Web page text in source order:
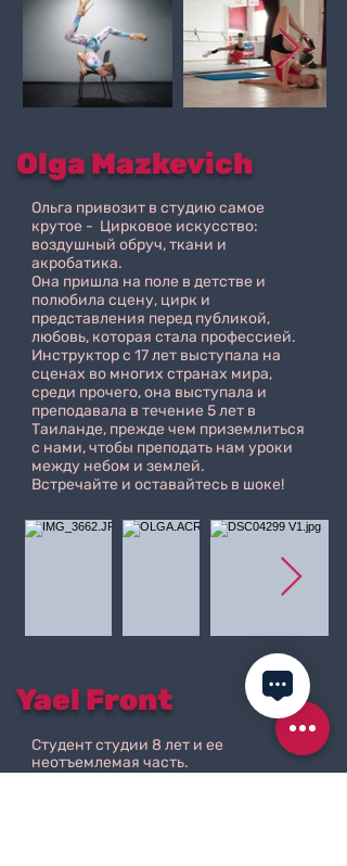
Olga Mazkevich
Ольга привозит в студию самое
крутое - Цирковое искусство:
воздушный обруч, ткани и
акробатика.
Она пришла на поле в детстве и
полюбила сцену, цирк и
представления перед публикой,
любовь, которая стала профессией.
Инструктор с 17 лет выступала на
сценах во многих странах мира,
среди прочего, она выступала и
преподавала в течение 5 лет в
Таиланде, прежде чем приземлиться
с нами, чтобы преподать нам уроки
между небом и землей.
Встречайте и оставайтесь в шоке!
Yael Front
Студент студии 8 лет и ее
неотъемлемая часть.